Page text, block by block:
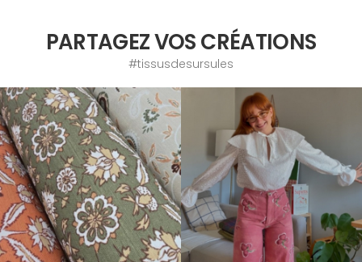
PARTAGEZ VOS CRÉATIONS
#tissusdesursules